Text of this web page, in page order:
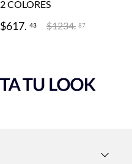
2COLORES
$617. 43 $1234. 87